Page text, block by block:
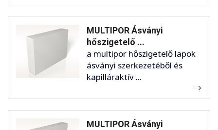
MULTIPOR Ásványi
hőszigetelő ...
a multipor hőszigetelő lapok
ásványi szerkezetéből és
kapilláraktív ...
MULTIPOR Ásványi